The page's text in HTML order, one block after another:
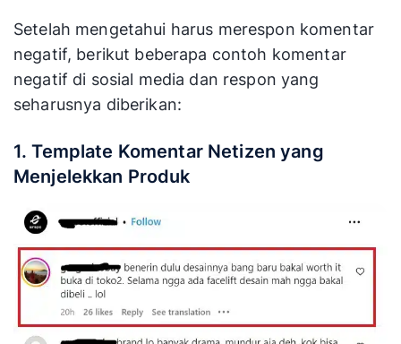
Setelah mengetahui harus merespon komentar
negatif, berikut beberapa contoh komentar
negatif di sosial media dan respon yang
seharusnya diberikan:
1. Template Komentar Netizen yang
Menjelekkan Produk